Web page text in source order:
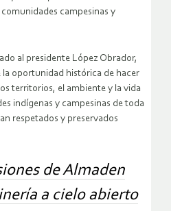
campesinas y
al presidente López Obrador,
la oportunidad histórica de hacer
territorios, el ambiente y la vida
indígenas y campesinas de toda
respetados y preservados
de Almaden
a cielo abierto